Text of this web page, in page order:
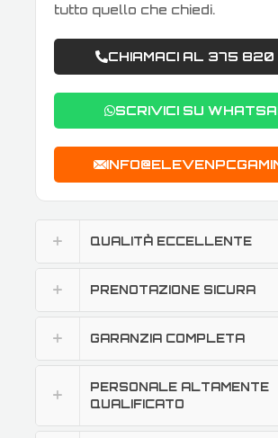
tutto quello che chiedi.
CHIAMACI AL 375 820
SCRIVICI SU
QUALITÀ ECCELLENTE
PRENOTAZIONE SICURA
GARANZIA COMPLETA
PERSONALE ALTAMENTE
QUALIFICATO